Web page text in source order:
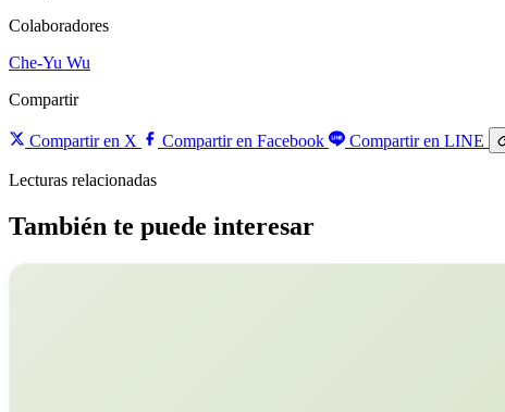
Colaboradores
Che-Yu Wu
Compartir
Compartir en X Compartir en Facebook Compartir en LINE
Lecturas relacionadas
También te puede interesar